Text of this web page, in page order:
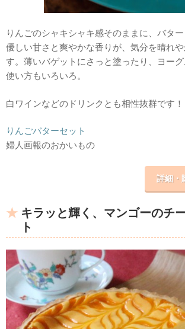
りんごのシャキシャキ感そのままに、バター
優しい甘さと爽やかな香りが、気分を晴れ
す。薄いバゲットにさっと塗ったり、ヨー
使い方もいろいろ。
白ワインなどのドリンクとも相性抜群です！
りんごバターセット
婦人画報のおかいもの
詳細・
キラッと輝く、マンゴーのチ
ト